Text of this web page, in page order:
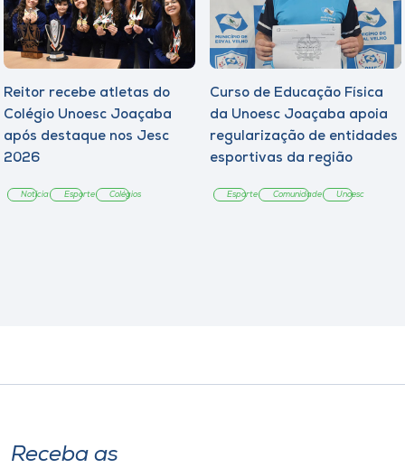
Reitor recebe atletas do
Colégio Unoesc Joaçaba
após destaque nos Jesc
2026
Notícia Esporte Colégios
Curso de Educação Física
da Unoesc Joaçaba apoia
regularização de entidades
esportivas da região
Esporte Comunidade Unoesc
Receba as